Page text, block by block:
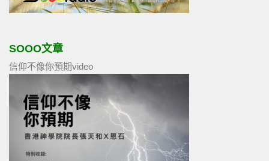
SOOO文章
信仰不像你預期video